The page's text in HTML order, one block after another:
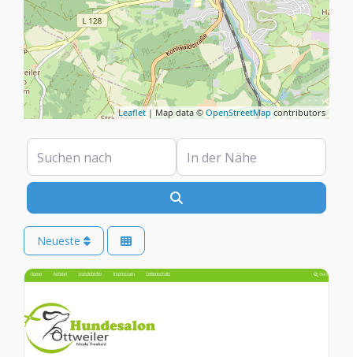
Leaflet| Map data © OpenStreetMap contributors
Suchen nach In der Nähe
Neueste